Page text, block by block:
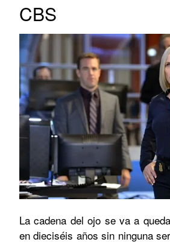
CBS
La cadena del ojo se va a
en dieciséis años sin ninguna